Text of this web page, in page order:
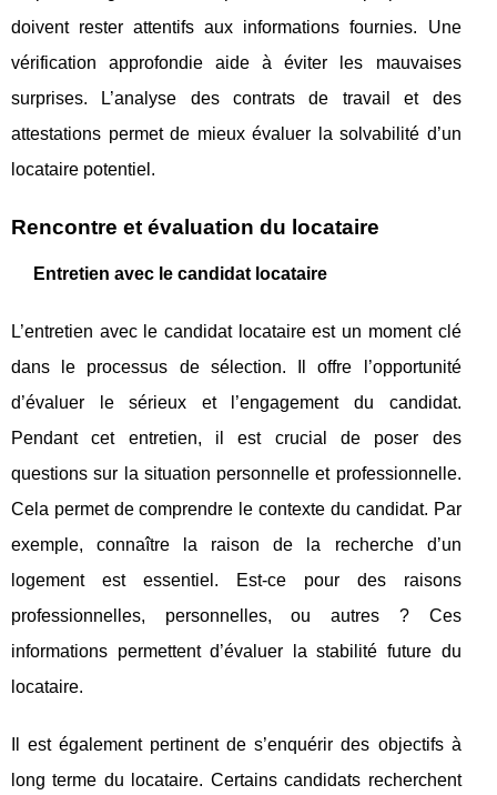
doivent rester attentifs aux informations fournies. Une
vérification approfondie aide à éviter les mauvaises
surprises. L’analyse des contrats de travail et des
attestations permet de mieux évaluer la solvabilité d’un
locataire potentiel.
Rencontre et évaluation du locataire
Entretien avec le candidat locataire
L’entretien avec le candidat locataire est un moment clé
dans le processus de sélection. Il offre l’opportunité
d’évaluer le sérieux et l’engagement du candidat.
Pendant cet entretien, il est crucial de poser des
questions sur la situation personnelle et professionnelle.
Cela permet de comprendre le contexte du candidat. Par
exemple, connaître la raison de la recherche d’un
logement est essentiel. Est-ce pour des raisons
professionnelles, personnelles, ou autres ? Ces
informations permettent d’évaluer la stabilité future du
locataire.
Il est également pertinent de s’enquérir des objectifs à
long terme du locataire. Certains candidats recherchent